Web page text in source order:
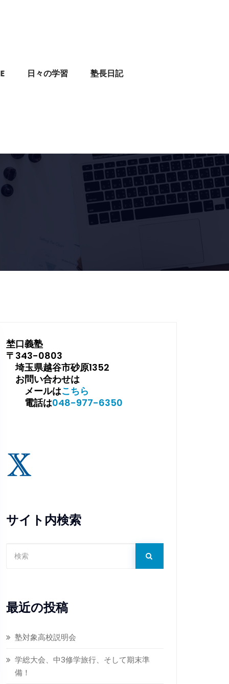
日々の学習 塾長日記
埜口義塾
〒343-0803
埼玉県越谷市砂原1352
お問い合わせは
メールはこちら
電話は048-977-6350
サイト内検索
最近の投稿
塾対象高校説明会
学総大会、中3修学旅行、そして期末準
備！